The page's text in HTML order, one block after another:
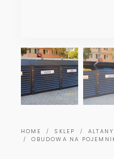
HOME / SKLEP /
/ OBUDOWA NA